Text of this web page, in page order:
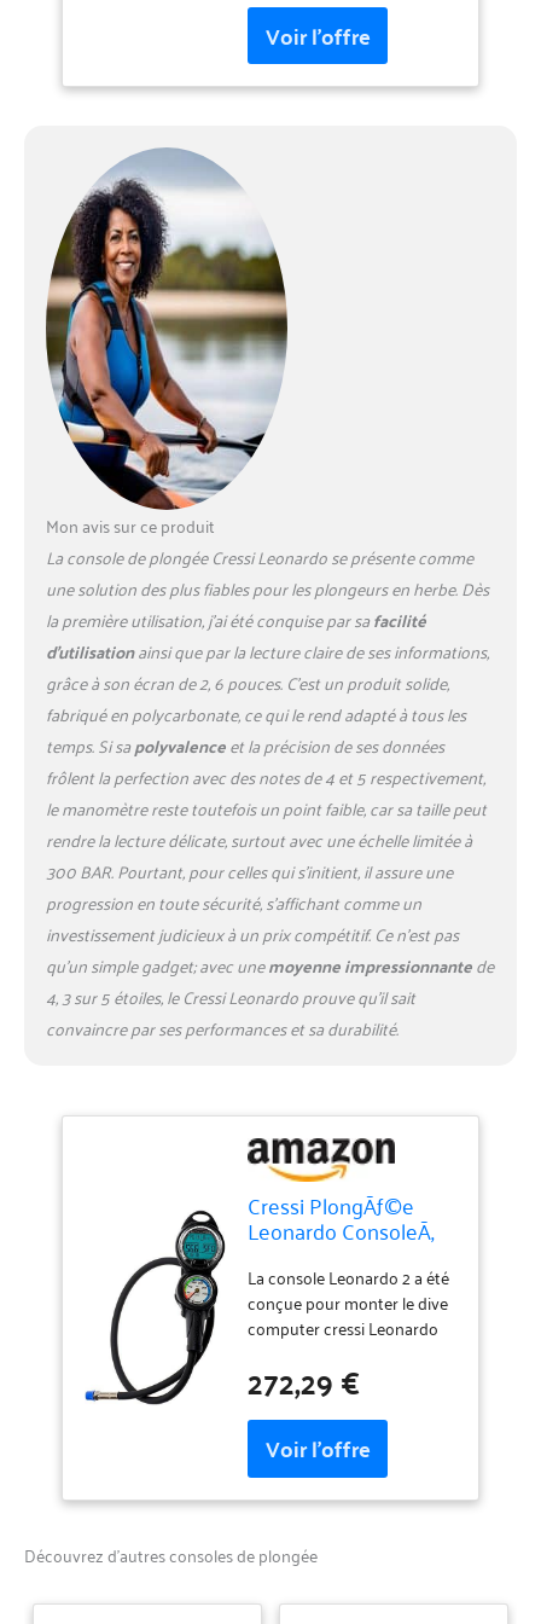
et son poids de produits
similaires présents sur le
marché Les différentes tailles
des deux outils, l'ordinateur
disposés sur des plans
légèrement inclinés, ce qui
améliore encore le design et
permet une plus grande
lisibilité L'utilisation de
matériaux avancés, tels que
le polycarbonate et le
desmopan, ont permis de
réduire au minimum les
épaisseurs et les poids Le
(11 mm), ce qui lui permet de
bénéficier de sa flexibilité et
de son faible poids
Mon avis sur ce produit
La console de plongée Cressi Leonardo se présente comme
une solution des plus fiables pour les plongeurs en herbe. Dès
la première utilisation, j’ai été conquise par safacilité
d’utilisationainsi que par la lecture claire de ses informations,
grâce à son écran de 2, 6 pouces. C’est un produit solide,
fabriqué en polycarbonate, ce qui le rend adapté à tous les
temps. Si sapolyvalenceet la précision de ses données
frôlent la perfection avec des notes de 4 et 5 respectivement,
le manomètre reste toutefois un point faible, car sa taille peut
rendre la lecture délicate, surtout avec une échelle limitée à
300 BAR. Pourtant, pour celles qui s’initient, il assure une
progression en toute sécurité, s’affichant comme un
investissement judicieux à un prix compétitif. Ce n’est pas
qu’un simple gadget; avec unemoyenne impressionnantede
4, 3 sur 5 étoiles, le Cressi Leonardo prouve qu’il sait
convaincre par ses performances et sa durabilité.
Cressi PlongÃƒ©e
Leonardo ConsoleÃ‚
La console Leonardo 2 a été
conçue pour monter le dive
computer cressi Leonardo
qui se distingue par son
design, son encombrement
et son poids de produits
similaires présents sur le
marché Les différentes tailles
des deux outils, l'ordinateur
minimanomètre, ont permis
design vraiment innovant et
272,29 €
Découvrez d’autres consoles de plongée